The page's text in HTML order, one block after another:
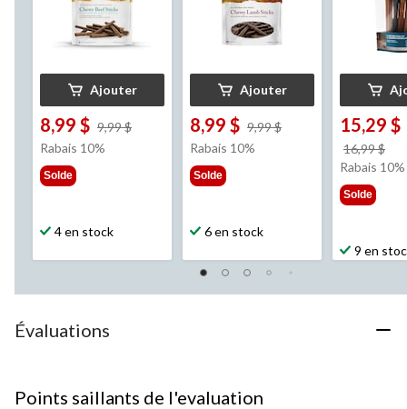
Ajouter
8,99 $ 9,99 $
Rabais 10%
Solde
4 en stock
Ajouter
8,99 $ 9,99 $
Rabais 10%
Solde
6 en stock
15,29 $
16,99 $
Rabais 10%
Solde
9 en
Évaluations
Points saillants de l'evaluation